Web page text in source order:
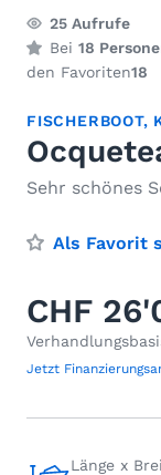
25 Aufrufe
Bei 18
den Favoriten18
FISCHERBOOT,
Sehr schönes
Als Favorit
CHF
Jetzt
Länge x